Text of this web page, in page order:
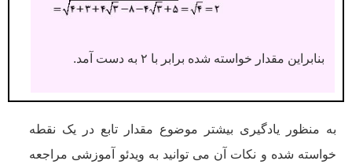
بنابراین مقدار خواسته شده برابر با ۲ به دست آمد.
به منظور یادگیری بیشتر موضوع مقدار تابع در یک نقطه
خواسته شده و نکات آن می توانید به ویدئو آموزشی مراجعه